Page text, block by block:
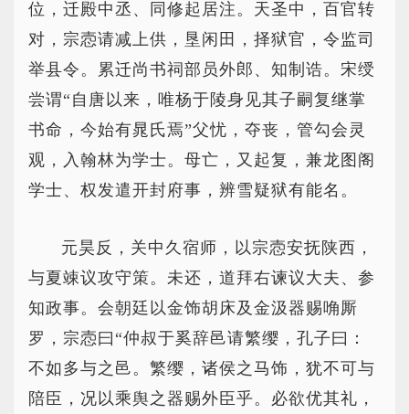
位，迁殿中丞、同修起居注。天圣中，百官转
对，宗悫请减上供，垦闲田，择狱官，令监司
举县令。累迁尚书祠部员外郎、知制诰。宋绶
尝谓“自唐以来，唯杨于陵身见其子嗣复继掌
书命，今始有晁氏焉”父忧，夺丧，管勾会灵
观，入翰林为学士。母亡，又起复，兼龙图阁
学士、权发遣开封府事，辨雪疑狱有能名。
元昊反，关中久宿师，以宗悫安抚陕西，
与夏竦议攻守策。未还，道拜右谏议大夫、参
知政事。会朝廷以金饰胡床及金汲器赐唃厮
罗，宗悫曰“仲叔于奚辞邑请繁缨，孔子曰：
不如多与之邑。繁缨，诸侯之马饰，犹不可与
陪臣，况以乘舆之器赐外臣乎。必欲优其礼，